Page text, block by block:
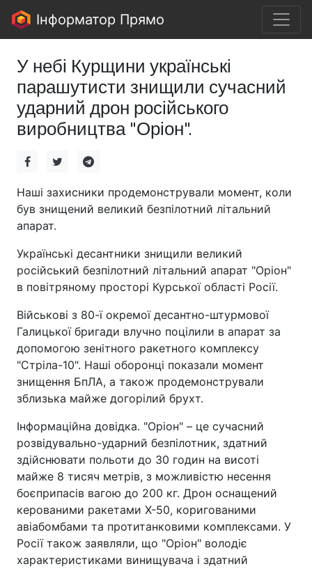
Інформатор Прямо
У небі Курщини українські
парашутисти знищили сучасний
ударний дрон російського
виробництва "Оріон".
Наші захисники продемонстрували момент, коли
був знищений великий безпілотний літальний
апарат.
Українські десантники знищили великий
російський безпілотний літальний апарат "Оріон"
в повітряному просторі Курської області Росії.
Військові з 80-ї окремої десантно-штурмової
Галицької бригади влучно поцілили в апарат за
допомогою зенітного ракетного комплексу
"Стріла-10". Наші оборонці показали момент
знищення БпЛА, а також продемонстрували
зблизька майже догорілий брухт.
Інформаційна довідка. "Оріон" – це сучасний
розвідувально-ударний безпілотник, здатний
здійснювати польоти до 30 годин на висоті
майже 8 тисяч метрів, з можливістю несення
боєприпасів вагою до 200 кг. Дрон оснащений
керованими ракетами Х-50, коригованими
авіабомбами та протитанковими комплексами. У
Росії також заявляли, що "Оріон" володіє
характеристиками винищувача і здатний